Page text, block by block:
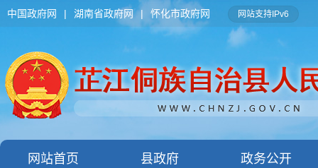
中国政府网 | 湖南省政府网 | 怀化市政府网 网站支持IPv6
网站首页 县政府 政务公开